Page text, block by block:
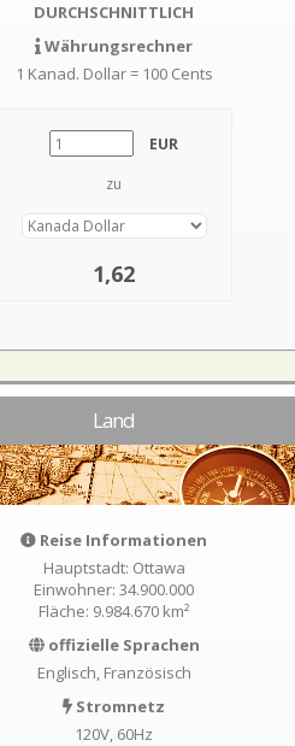
DURCHSCHNITTLICH
Währungsrechner
1 Kanad. Dollar = 100 Cents
EUR
zu
1,62
Land
Reise Informationen
Hauptstadt: Ottawa
Einwohner: 34.900.000
Fläche: 9.984.670 km²
offizielle Sprachen
Englisch, Französisch
Stromnetz
120V, 60Hz